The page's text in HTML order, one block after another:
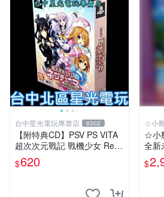
台中星光電玩專賣店 6302
【附特典CD】PSV PS VITA
超次次元戰記 戰機少女 Re;Bi
rth2 限定版 日文亞版全新品
【台中星光電玩】
$620
☆小
☆小
全新
灘
版)
$